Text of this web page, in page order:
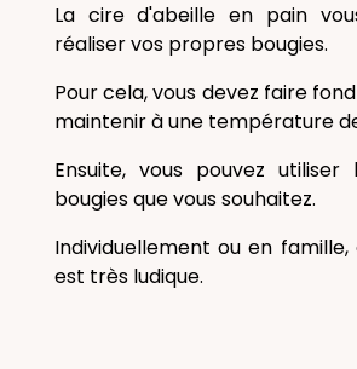
La cire d'abeille en pain
réaliser vos propres bougies.
Pour cela, vous devez faire
maintenir à une température
Ensuite, vous pouvez
bougies que vous souhaitez.
Individuellement ou en
est très ludique.